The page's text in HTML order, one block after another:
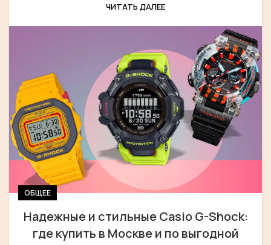
ЧИТАТЬ ДАЛЕЕ
ОБЩЕЕ
Надежные и стильные Casio G-Shock:
где купить в Москве и по выгодной